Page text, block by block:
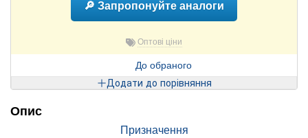
🔎 Запропонуйте аналоги
Оптові ціни
До обраного
Додати до порівняння
Опис
Призначення